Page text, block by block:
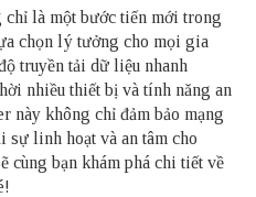
chỉ là một bước tiến mới trong
chọn lý tưởng cho mọi gia
truyền tải dữ liệu nhanh
nhiều thiết bị và tính năng an
này không chỉ đảm bảo mạng
sự linh hoạt và an tâm cho
cùng bạn khám phá chi tiết về